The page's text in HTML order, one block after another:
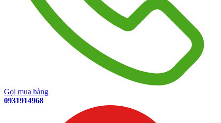
Gọi mua hàng
0931914968